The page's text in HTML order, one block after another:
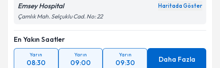
Emsey Hospital Haritada Göster
Çamlık Mah. Selçuklu Cad. No: 22
En Yakın Saatler
Yarın
08:30
Yarın
09:00
Yarın
09:30 Daha Fazla